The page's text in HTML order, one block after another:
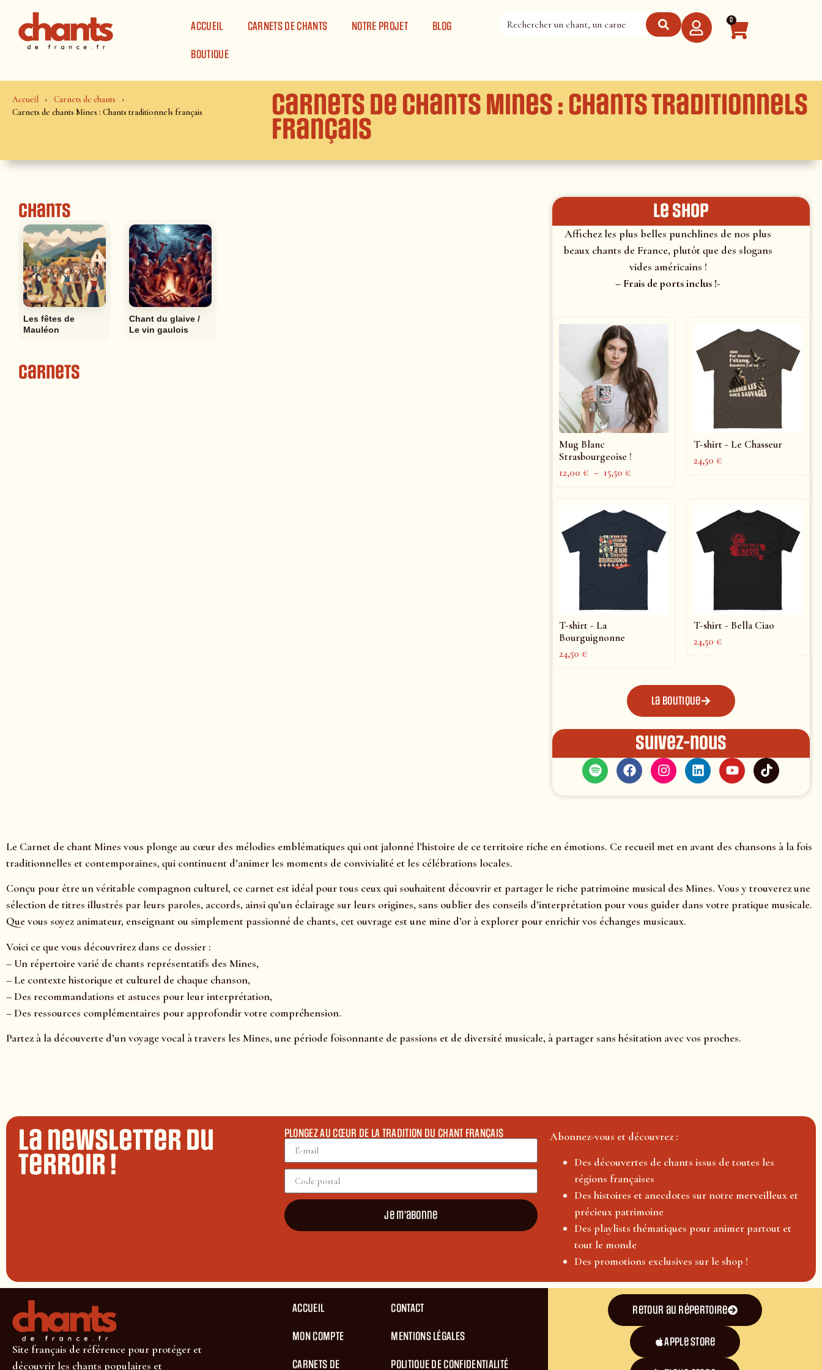
ACCUEIL
CARNETS DE CHANTS NOTRE PROJET BLOG
BOUTIQUE
0
Accueil
Carnets de chants
Carnets de chants Mines : Chants traditionnels français
Carnets de chants Mines : Chants traditionnels
français
Chants
Les fêtes de
Mauléon
Chant du glaive /
Le vin gaulois
Carnets
le shop
Affichez les plus belles punchlines de nos plus
beaux chants de France, plutôt que des slogans
vides américains !
– Frais de ports inclus !-
Mug Blanc
Strasbourgeoise !
12,00€ – 15,50€
T-shirt - Le Chasseur
24,50€
T-shirt - La
Bourguignonne
24,50€
T-shirt - Bella Ciao
24,50€
La boutique
Suivez-nous
Le Carnet de chant Mines vous plonge au cœur des mélodies emblématiques qui ont jalonné l’histoire de ce territoire riche en émotions. Ce recueil met en avant des chansons à la fois
traditionnelles et contemporaines, qui continuent d’animer les moments de convivialité et les célébrations locales.
Conçu pour être un véritable compagnon culturel, ce carnet est idéal pour tous ceux qui souhaitent découvrir et partager le riche patrimoine musical des Mines. Vous y trouverez une
sélection de titres illustrés par leurs paroles, accords, ainsi qu’un éclairage sur leurs origines, sans oublier des conseils d’interprétation pour vous guider dans votre pratique musicale.
Que vous soyez animateur, enseignant ou simplement passionné de chants, cet ouvrage est une mine d’or à explorer pour enrichir vos échanges musicaux.
Voici ce que vous découvrirez dans ce dossier :
– Un répertoire varié de chants représentatifs des Mines,
– Le contexte historique et culturel de chaque chanson,
– Des recommandations et astuces pour leur interprétation,
– Des ressources complémentaires pour approfondir votre compréhension.
Partez à la découverte d’un voyage vocal à travers les Mines, une période foisonnante de passions et de diversité musicale, à partager sans hésitation avec vos proches.
La newsletter du
terroir !
PLONGEZ AU CŒUR DE LA TRADITION DU CHANT FRANÇAIS
Je m'abonne
Abonnez-vous et découvrez :
Des découvertes de chants issus de toutes les
régions françaises
Des histoires et anecdotes sur notre merveilleux et
précieux patrimoine
Des playlists thématiques pour animer partout et
tout le monde
Des promotions exclusives sur le shop !
Site français de référence pour protéger et
découvrir les chants populaires et
ACCUEIL
MON COMPTE
CARNETS DE
CONTACT
MENTIONS LÉGALES
POLITIQUE DE CONFIDENTIALITÉ
Retour au répertoire
Apple Store